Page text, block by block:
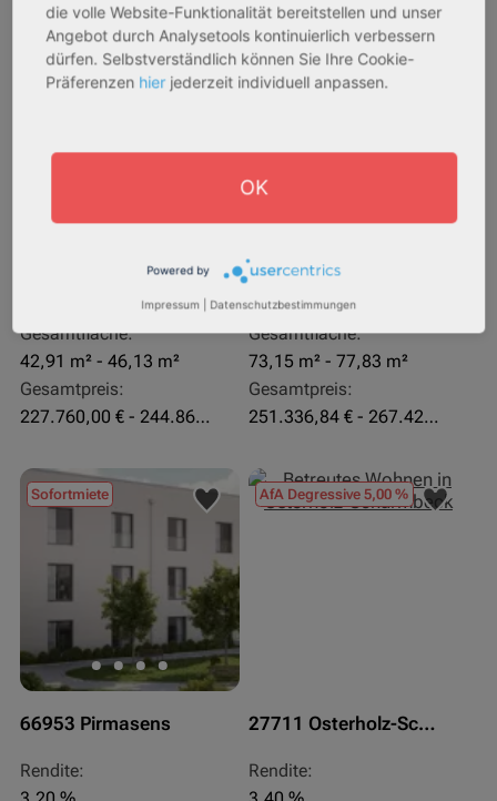
Assetklasse:
Objekteigenschaft:
Gesamtfläche:
42,91 m² - 46,13 m²
Gesamtpreis:
227.760,00 € - 244.860,00 €
4,07 %
Assetklasse:
Objekteigenschaft:
Bestandsobjekt
Gesamtfläche:
73,15 m² - 77,83 m²
Gesamtpreis:
251.336,84 € - 267.420,00 €
Sofortmiete
66953 Pirmasens
Rendite:
AfA Degressive 5,00 %
27711 Osterholz-Scharmbeck
Rendite:
die volle Website-Funktionalität bereitstellen und unser
Angebot durch Analysetools kontinuierlich verbessern
dürfen. Selbstverständlich können Sie Ihre Cookie-
Präferenzen hier jederzeit individuell anpassen.
OK
Powered by
Impressum Datenschutzbestimmungen